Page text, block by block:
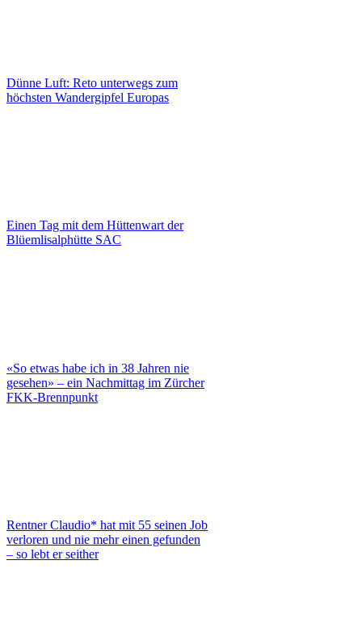
Dünne Luft: Reto unterwegs zum
höchsten Wandergipfel Europas
Einen Tag mit dem Hüttenwart der
Blüemlisalphütte SAC
«So etwas habe ich in 38 Jahren nie
gesehen» – ein Nachmittag im Zürcher
FKK-Brennpunkt
Rentner Claudio* hat mit 55 seinen Job
verloren und nie mehr einen gefunden
– so lebt er seither